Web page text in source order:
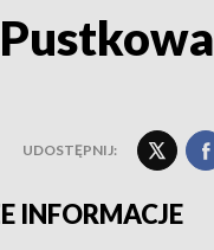
UDOSTĘPNIJ:
INFORMACJE